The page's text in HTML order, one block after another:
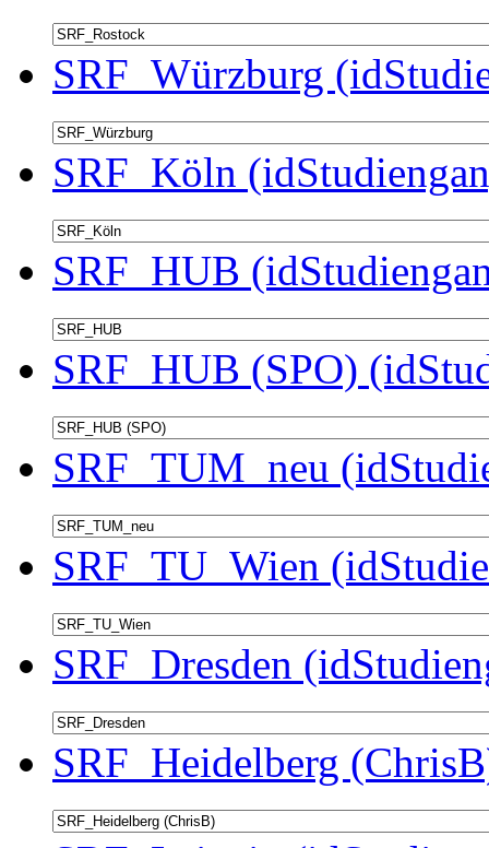
SRF_Würzburg
SRF_Köln
SRF_HUB
SRF_HUB (SPO)
SRF_TUM_neu
SRF_TU_Wien
SRF_Dresden
SRF_Heidelberg